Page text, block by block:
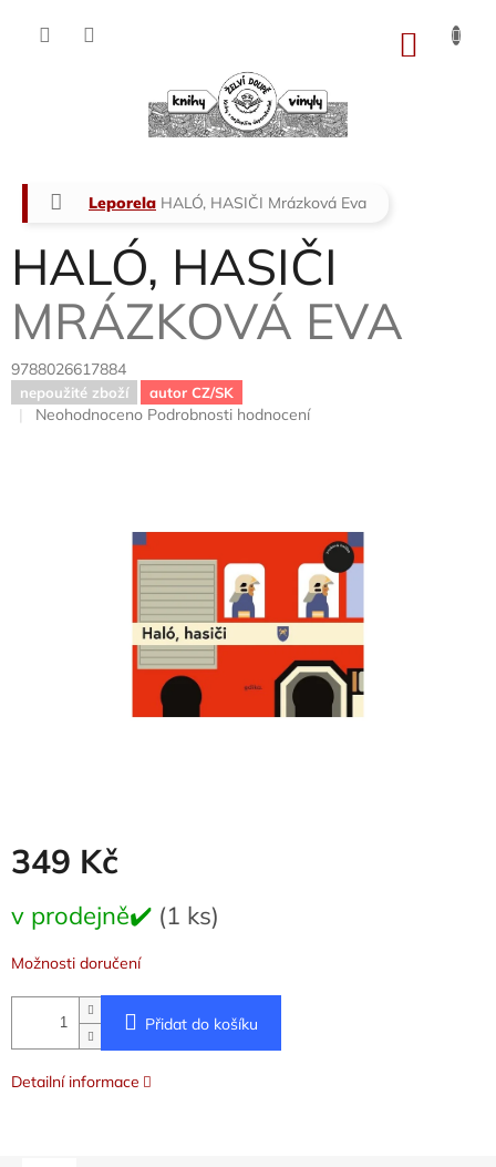
Domů
Leporela HALÓ, HASIČI Mrázková Eva
HALÓ, HASIČI
MRÁZKOVÁ EVA
9788026617884
nepoužité zboží autor CZ/SK
Průměrné
Neohodnoceno Podrobnosti hodnocení
349 Kč
cena:
v prodejně✔️ (1 ks)
Možnosti doručení
Přidat do košíku
Detailní informace